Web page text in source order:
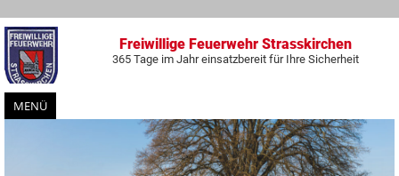
Freiwillige Feuerwehr Strasskirchen
365 Tage im Jahr einsatzbereit für Ihre Sicherheit
MENÜ
Zum
Inhalt
springen